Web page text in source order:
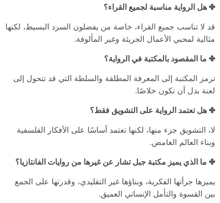
✤ هل الرواية مناسبة لجميع القراء؟
قد لا تناسب جميع القراء، خاصة من يفضلون السرد البسيط، لكنها
مثالية لمحبي الأعمال الجريئة وغير المألوفة.
✤ ما المقصود بالمكتبة في الرواية؟
ترمز المكتبة إلى المعرفة المطلقة والسلطة التي قد تتحول إلى
لعنة بدل أن تكون خلاصًا.
✤ هل تعتمد الرواية على التشويق فقط؟
لا، التشويق جزء منها، لكنها تعتمد أساسًا على الأفكار الفلسفية
وبناء العالم الغامض.
✤ ما الذي يميز مكتبة جبل تشار عن غيرها من روايات الفانتازيا؟
يميزها جرأتها الفكرية، وبناؤها غير التقليدي، وقدرتها على الجمع
بين القسوة والتأمل الإنساني العميق.